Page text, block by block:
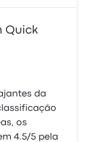
Quick
da
os
4.5/5 pela